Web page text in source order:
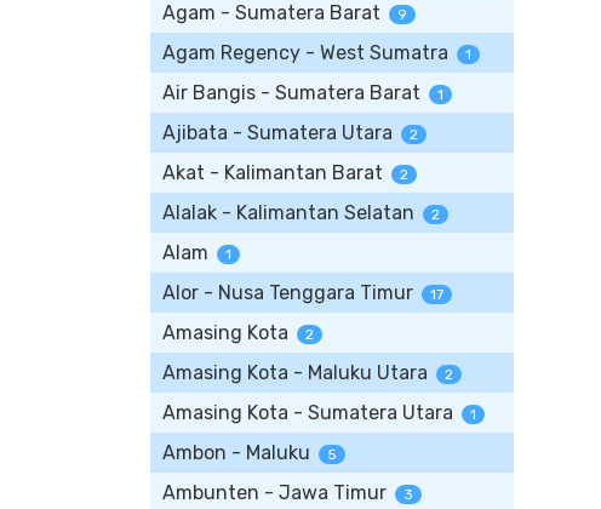
Agam - Sumatera Barat 9
Agam Regency - West Sumatra 1
Air Bangis - Sumatera Barat 1
Ajibata - Sumatera Utara 2
Akat - Kalimantan Barat 2
Alalak - Kalimantan Selatan 2
Alam 1
Alor - Nusa Tenggara Timur 17
Amasing Kota 2
Amasing Kota - Maluku Utara 2
Amasing Kota - Sumatera Utara 1
Ambon - Maluku 5
Ambunten - Jawa Timur 3